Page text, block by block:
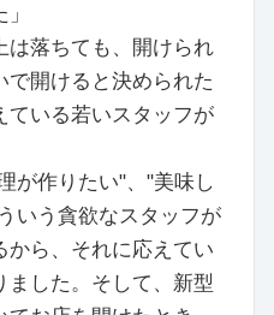
落ちても、開けられ
で開けると決められた
ている若いスタッフが
が作りたい"、"美味し
いう貪欲なスタッフが
から、それに応えてい
ました。そして、新型